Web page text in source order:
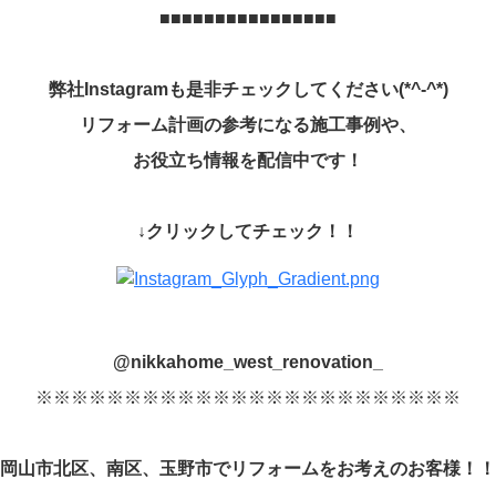
■■■■■■■■■■■■■■■■
弊社Instagramも是非チェックしてください(*^-^*)
リフォーム計画の参考になる施工事例や、
お役立ち情報を配信中です！
↓クリックしてチェック！！
@nikkahome_west_renovation_
※※※※※※※※※※※※※※※※※※※※※※※※
岡山市北区、南区、玉野市でリフォームをお考えのお客様！！